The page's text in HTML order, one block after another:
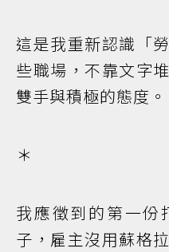
這是我重新認識「
些職場，不靠文字
雙手與積極的態度。
＊
我應徵到的第一份
子，雇主沒用蘇格